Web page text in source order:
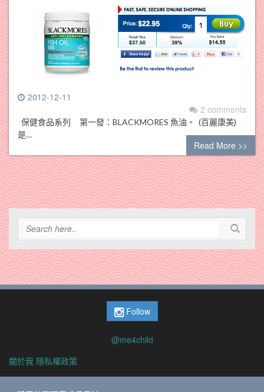
2012-12-11
2 comments
保健食品系列 第一發：BLACKMORES 魚油。 (百麗康美)
是…
Read More >>
Follow
@me4child
關於我 隱私權政策